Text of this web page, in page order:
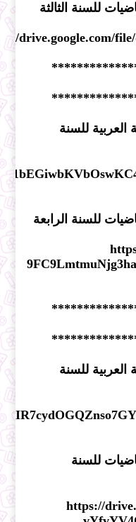
للسنة الثالثة
drive.google.com/
للسنة
للسنة الرابعة
للسنة
للسنة
https://